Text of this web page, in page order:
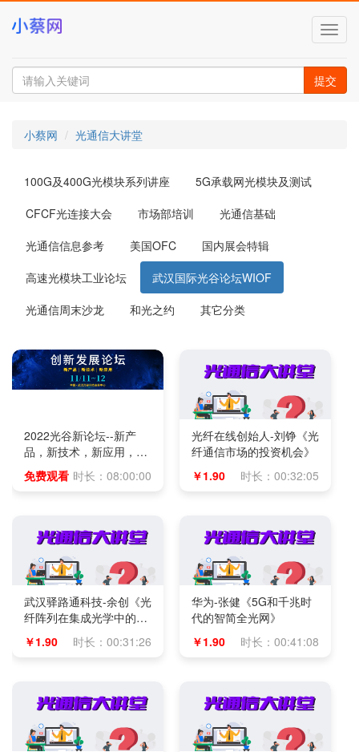
切
换
导
航
提交
小蔡网 光通信大讲堂
100G及400G光模块系列讲座
5G承载网光模块及测试
CFCF光连接大会
市场部培训
光通信基础
光通信信息参考
美国OFC
国内展会特辑
高速光模块工业论坛
武汉国际光谷论坛WIOF
光通信周末沙龙
和光之约 其它分类
2022光谷新论坛--新产
品，新技术，新应用，新
公司
免费观看 时长：08:00:00
光纤在线创始人-刘铮《光
纤通信市场的投资机会》
￥1.90
时长：00:32:05
武汉驿路通科技-余创《光
纤阵列在集成光学中的应
用技术》
￥1.90 时长：00:31:26
华为-张健《5G和千兆时
代的智简全光网》
￥1.90
时长：00:41:08